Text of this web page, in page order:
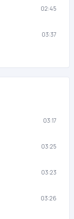
02:45
03:37
03:17
03:25
03:23
03:26